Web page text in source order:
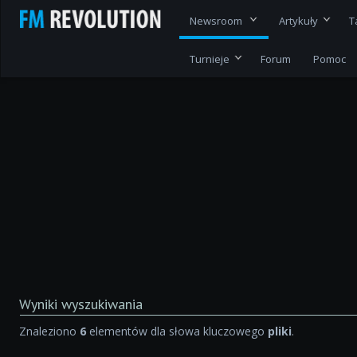
Newsroom Artykuły
Turnieje Forum Pomoc
Wyniki wyszukiwania
Znaleziono 6 elementów dla słowa kluczowego pliki.